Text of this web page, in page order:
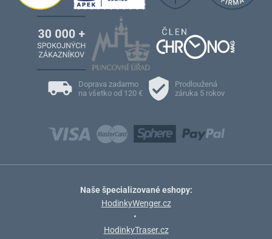
Doprava zadarmo
na všetko od 120 €
Prodloužená
záruka 5 rokov
Naše špecializované eshopy:
HodinkyWenger.cz
•
HodinkyTraser.cz